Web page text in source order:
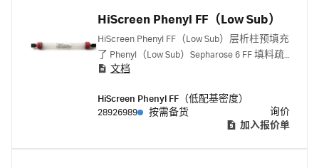
HiScreen Phenyl FF（Low Sub）
HiScreen Phenyl FF（Low Sub）层析柱预填充
了 Phenyl（Low Sub）Sepharose 6 FF 填料疏
水层析 (HIC) 填料。层析柱是用于方法优化
文档
HiScreen Phenyl FF（低配基密度）
28926989
按需备货
询价
加入报价单